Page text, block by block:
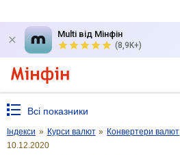
Multi від Мінфін
(8,9K+)
Всі показники
Індекси » Курси валют » Конвертери валют
10.12.2020